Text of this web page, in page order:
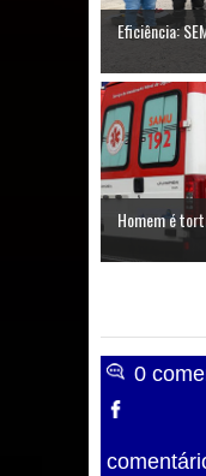
Eficiência:
Homem é
0